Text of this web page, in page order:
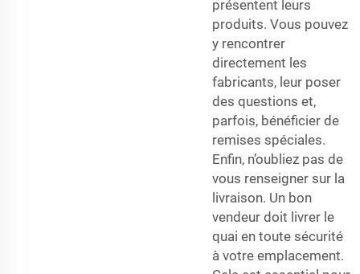
présentent leurs
produits. Vous pouvez
y rencontrer
directement les
fabricants, leur poser
des questions et,
parfois, bénéficier de
remises spéciales.
Enfin, n’oubliez pas de
vous renseigner sur la
livraison. Un bon
vendeur doit livrer le
quai en toute sécurité
à votre emplacement.